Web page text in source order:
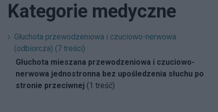
Kategorie medyczne
Głuchota przewodzeniowa i czuciowo-nerwowa
(odbiorcza) (7 treści)
Głuchota mieszana przewodzeniowa i czuciowo-
nerwowa jednostronna bez upośledzenia słuchu po
stronie przeciwnej (1 treść)